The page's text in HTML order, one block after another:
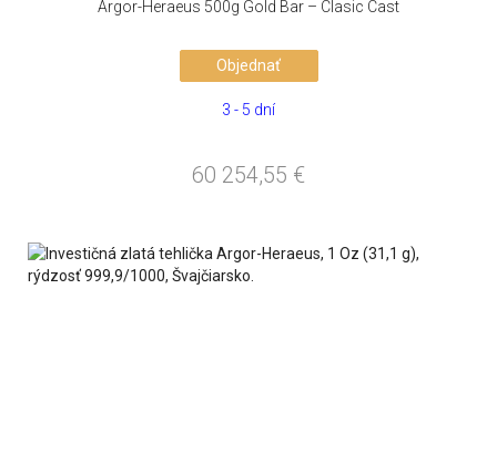
Argor-Heraeus 500g Gold Bar – Clasic Cast
Objednať
3 - 5 dní
60 254,55 €